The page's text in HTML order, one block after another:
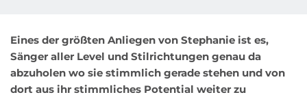
Eines der größten Anliegen von Stephanie ist es,
Sänger aller Level und Stilrichtungen genau da
abzuholen wo sie stimmlich gerade stehen und von
dort aus ihr stimmliches Potential weiter zu